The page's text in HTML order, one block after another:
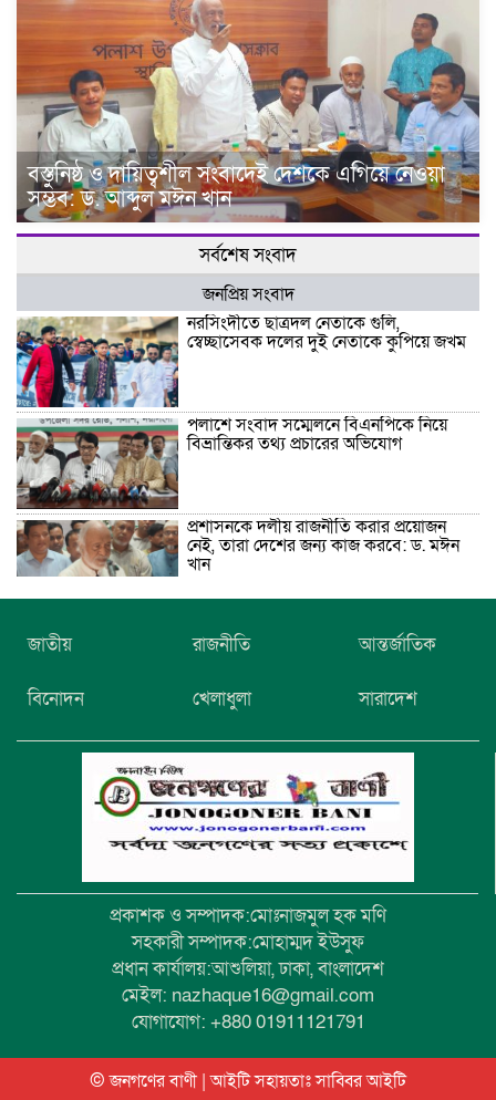
বস্তুনিষ্ঠ ও দায়িত্বশীল সংবাদেই দেশকে এগিয়ে নেওয়া
সম্ভব: ড. আব্দুল মঈন খান
সর্বশেষ সংবাদ
জনপ্রিয় সংবাদ
নরসিংদীতে ছাত্রদল নেতাকে গুলি,
স্বেচ্ছাসেবক দলের দুই নেতাকে কুপিয়ে জখম
পলাশে সংবাদ সম্মেলনে বিএনপিকে নিয়ে
বিভ্রান্তিকর তথ্য প্রচারের অভিযোগ
প্রশাসনকে দলীয় রাজনীতি করার প্রয়োজন
নেই, তারা দেশের জন্য কাজ করবে: ড. মঈন
খান
নিখোঁজের তিনদিন পর মাইক্রোবাস চালকের
মরদেহ উদ্ধার
উচ্চ বিদ্যালয়ের ৮১তম বার্ষিক ক্রীড়া
জাতীয় রাজনীতি আন্তর্জাতিক
বিনোদন খেলাধুলা সারাদেশ
প্রকাশক ও সম্পাদক:মোঃনাজমুল হক মণি
সহকারী সম্পাদক:মোহাম্মদ ইউসুফ
প্রধান কার্যালয়:আশুলিয়া, ঢাকা, বাংলাদেশ
মেইল: nazhaque16@gmail.com
যোগাযোগ: +880 01911121791
© জনগণের বাণী | আইটি সহায়তাঃসাব্বির আইটি